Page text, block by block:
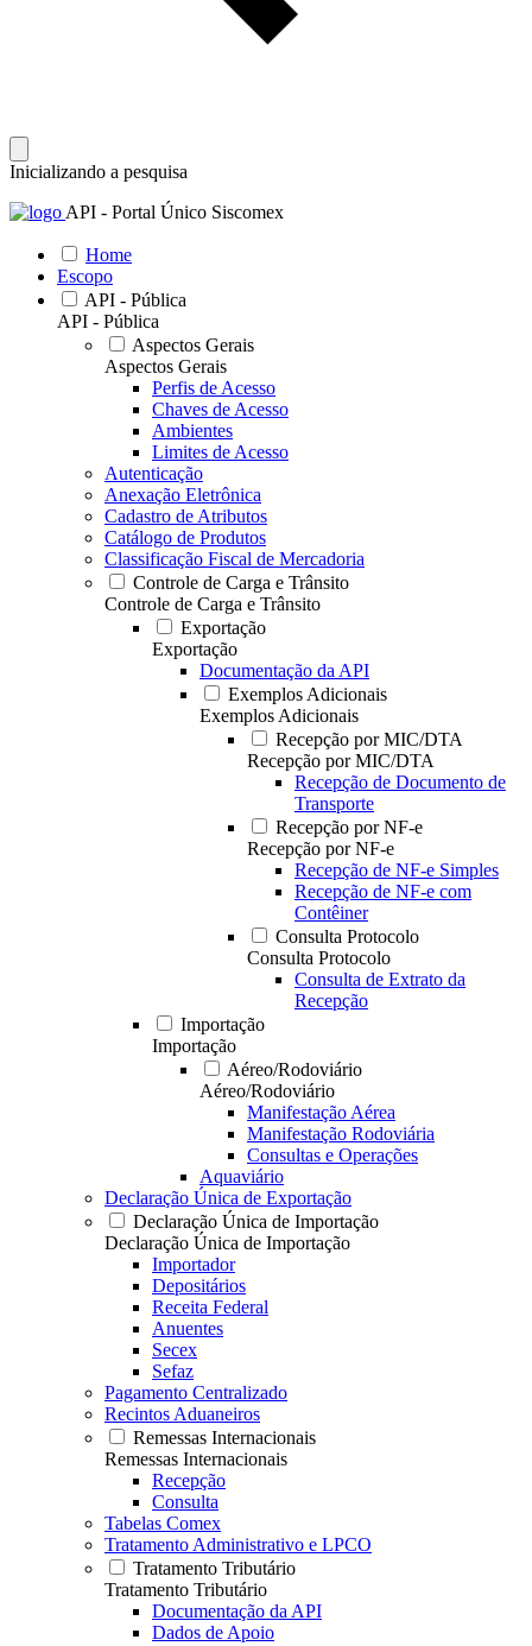
Inicializando a pesquisa
API - Portal Único Siscomex
Home
Escopo
API - Pública
API - Pública
Aspectos Gerais
Aspectos Gerais
Perfis de Acesso
Chaves de Acesso
Ambientes
Limites de Acesso
Autenticação
Anexação Eletrônica
Cadastro de Atributos
Catálogo de Produtos
Classificação Fiscal de Mercadoria
Controle de Carga e Trânsito
Controle de Carga e Trânsito
Exportação
Exportação
Documentação da API
Exemplos Adicionais
Exemplos Adicionais
Recepção por MIC/DTA
Recepção por MIC/DTA
Recepção de Documento de
Transporte
Recepção por NF-e
Recepção por NF-e
Recepção de NF-e Simples
Recepção de NF-e com
Contêiner
Consulta Protocolo
Consulta Protocolo
Consulta de Extrato da
Recepção
Importação
Importação
Aéreo/Rodoviário
Aéreo/Rodoviário
Manifestação Aérea
Manifestação Rodoviária
Consultas e Operações
Aquaviário
Declaração Única de Exportação
Declaração Única de Importação
Declaração Única de Importação
Importador
Depositários
Receita Federal
Anuentes
Secex
Sefaz
Pagamento Centralizado
Recintos Aduaneiros
Remessas Internacionais
Remessas Internacionais
Recepção
Consulta
Tabelas Comex
Tratamento Administrativo e LPCO
Tratamento Tributário
Tratamento Tributário
Documentação da API
Dados de Apoio